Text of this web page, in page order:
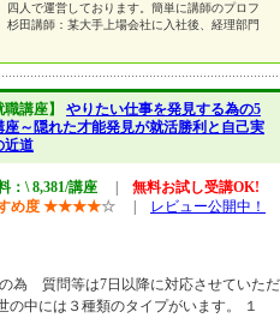
四人で運営しております。簡単に講師のプロフ
杉田講師：某大手上場会社に入社後、経理部門
職講座】 やりたい仕事を発見する為の5
座～隠れた才能発見が就活勝利と自己実
近道
：\ 8,381/講座
無料お試し受講OK!
め度 ★★★★☆ レビュー公開中！
為 質問等は7日以降に対応させていただ
の中には３種類のタイプがいます。 １